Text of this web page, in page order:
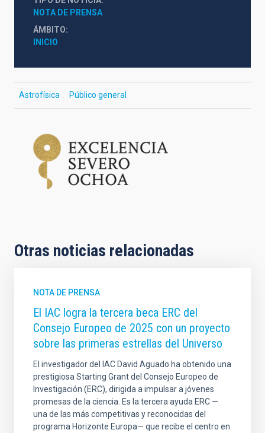
NOTA DE PRENSA
ÁMBITO
INICIO
Astrofísica Público general
Otras noticias relacionadas
NOTA DE PRENSA
El IAC logra la tercera beca ERC del
Consejo Europeo de 2025 con un proyecto
sobre las primeras estrellas del Universo
El investigador del IAC David Aguado ha obtenido una
prestigiosa Starting Grant del Consejo Europeo de
Investigación (ERC), dirigida a impulsar a jóvenes
promesas de la ciencia. Es la tercera ayuda ERC —
una de las más competitivas y reconocidas del
programa Horizonte Europa— que recibe el centro en